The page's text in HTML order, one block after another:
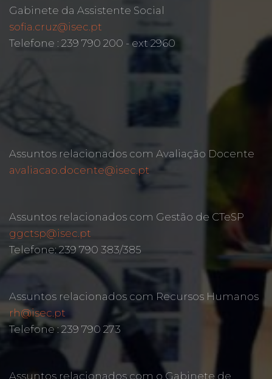
Gabinete da Assistente Social
sofia.cruz@isec.pt
Telefone : 239 790 200 - ext 2960
Assuntos relacionados com Avaliação Docente
avaliacao.docente@isec.pt
Assuntos relacionados com Gestão de CTeSP
ggctsp@isec.pt
Telefone: 239 790 383/385
Assuntos relacionados com Recursos Humanos
rh@isec.pt
Telefone : 239 790 273
Assuntos relacionados com o Gabinete de